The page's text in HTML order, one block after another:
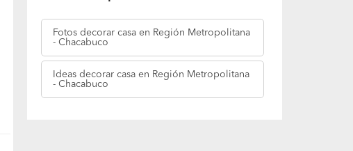
Fotos decorar casa en Región Metropolitana
- Chacabuco
Ideas decorar casa en Región Metropolitana
- Chacabuco